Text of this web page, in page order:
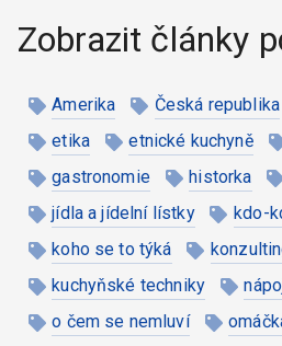
Zobrazit články
Amerika Česká republika
etika
etnické kuchyně
gastronomie
historka
jídla a jídelní lístky
kdo-
koho se to týká
kuchyňské techniky
o čem se nemluví